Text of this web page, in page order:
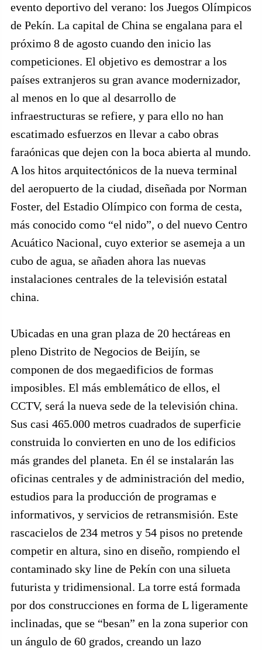
evento deportivo del verano: los Juegos Olímpicos
de Pekín. La capital de China se engalana para el
próximo 8 de agosto cuando den inicio las
competiciones. El objetivo es demostrar a los
países extranjeros su gran avance modernizador,
al menos en lo que al desarrollo de
infraestructuras se refiere, y para ello no han
escatimado esfuerzos en llevar a cabo obras
faraónicas que dejen con la boca abierta al mundo.
A los hitos arquitectónicos de la nueva terminal
del aeropuerto de la ciudad, diseñada por Norman
Foster, del Estadio Olímpico con forma de cesta,
más conocido como “el nido”, o del nuevo Centro
Acuático Nacional, cuyo exterior se asemeja a un
cubo de agua, se añaden ahora las nuevas
instalaciones centrales de la televisión estatal
china.
Ubicadas en una gran plaza de 20 hectáreas en
pleno Distrito de Negocios de Beijín, se
componen de dos megaedificios de formas
imposibles. El más emblemático de ellos, el
CCTV, será la nueva sede de la televisión china.
Sus casi 465.000 metros cuadrados de superficie
construida lo convierten en uno de los edificios
más grandes del planeta. En él se instalarán las
oficinas centrales y de administración del medio,
estudios para la producción de programas e
informativos, y servicios de retransmisión. Este
rascacielos de 234 metros y 54 pisos no pretende
competir en altura, sino en diseño, rompiendo el
contaminado sky line de Pekín con una silueta
futurista y tridimensional. La torre está formada
por dos construcciones en forma de L ligeramente
inclinadas, que se “besan” en la zona superior con
un ángulo de 60 grados, creando un lazo